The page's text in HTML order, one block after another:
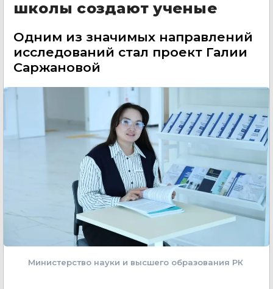
школы создают ученые
Одним из значимых направлений
исследований стал проект Галии
Саржановой
Министерство науки и высшего образования РК